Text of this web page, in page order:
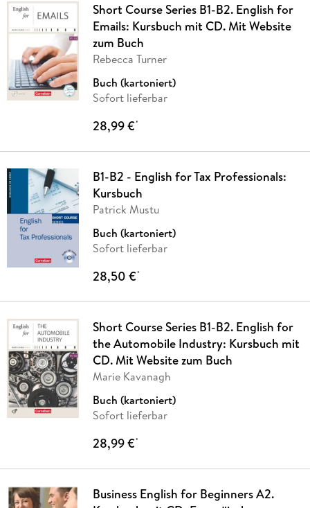
Short Course Series B1-B2. English for
Emails: Kursbuch mit CD. Mit Website
zum Buch
Rebecca Turner
Buch (kartoniert)
Sofort lieferbar
28,99 €*
B1-B2 - English for Tax Professionals:
Kursbuch
Patrick Mustu
Buch (kartoniert)
Sofort lieferbar
28,50 €*
Short Course Series B1-B2. English for
the Automobile Industry: Kursbuch mit
CD. Mit Website zum Buch
Marie Kavanagh
Buch (kartoniert)
Sofort lieferbar
28,99 €*
Business English for Beginners A2.